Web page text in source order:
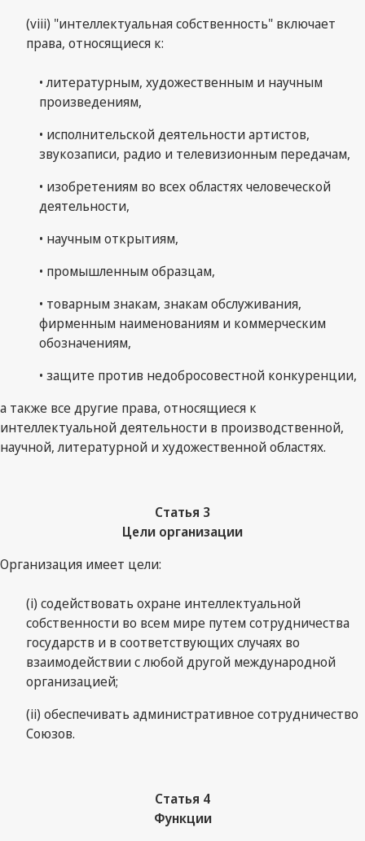
(viii) "интеллектуальная собственность" включает
права, относящиеся к:
• литературным, художественным и научным
произведениям,
• исполнительской деятельности артистов,
звукозаписи, радио и телевизионным передачам,
• изобретениям во всех областях человеческой
деятельности,
• научным открытиям,
• промышленным образцам,
• товарным знакам, знакам обслуживания,
фирменным наименованиям и коммерческим
обозначениям,
• защите против недобросовестной конкуренции,
а также все другие права, относящиеся к
интеллектуальной деятельности в производственной,
научной, литературной и художественной областях.
Статья 3
Цели организации
Организация имеет цели:
(i) содействовать охране интеллектуальной
собственности во всем мире путем сотрудничества
государств и в соответствующих случаях во
взаимодействии с любой другой международной
организацией;
(ii) обеспечивать административное сотрудничество
Союзов.
Статья 4
Функции